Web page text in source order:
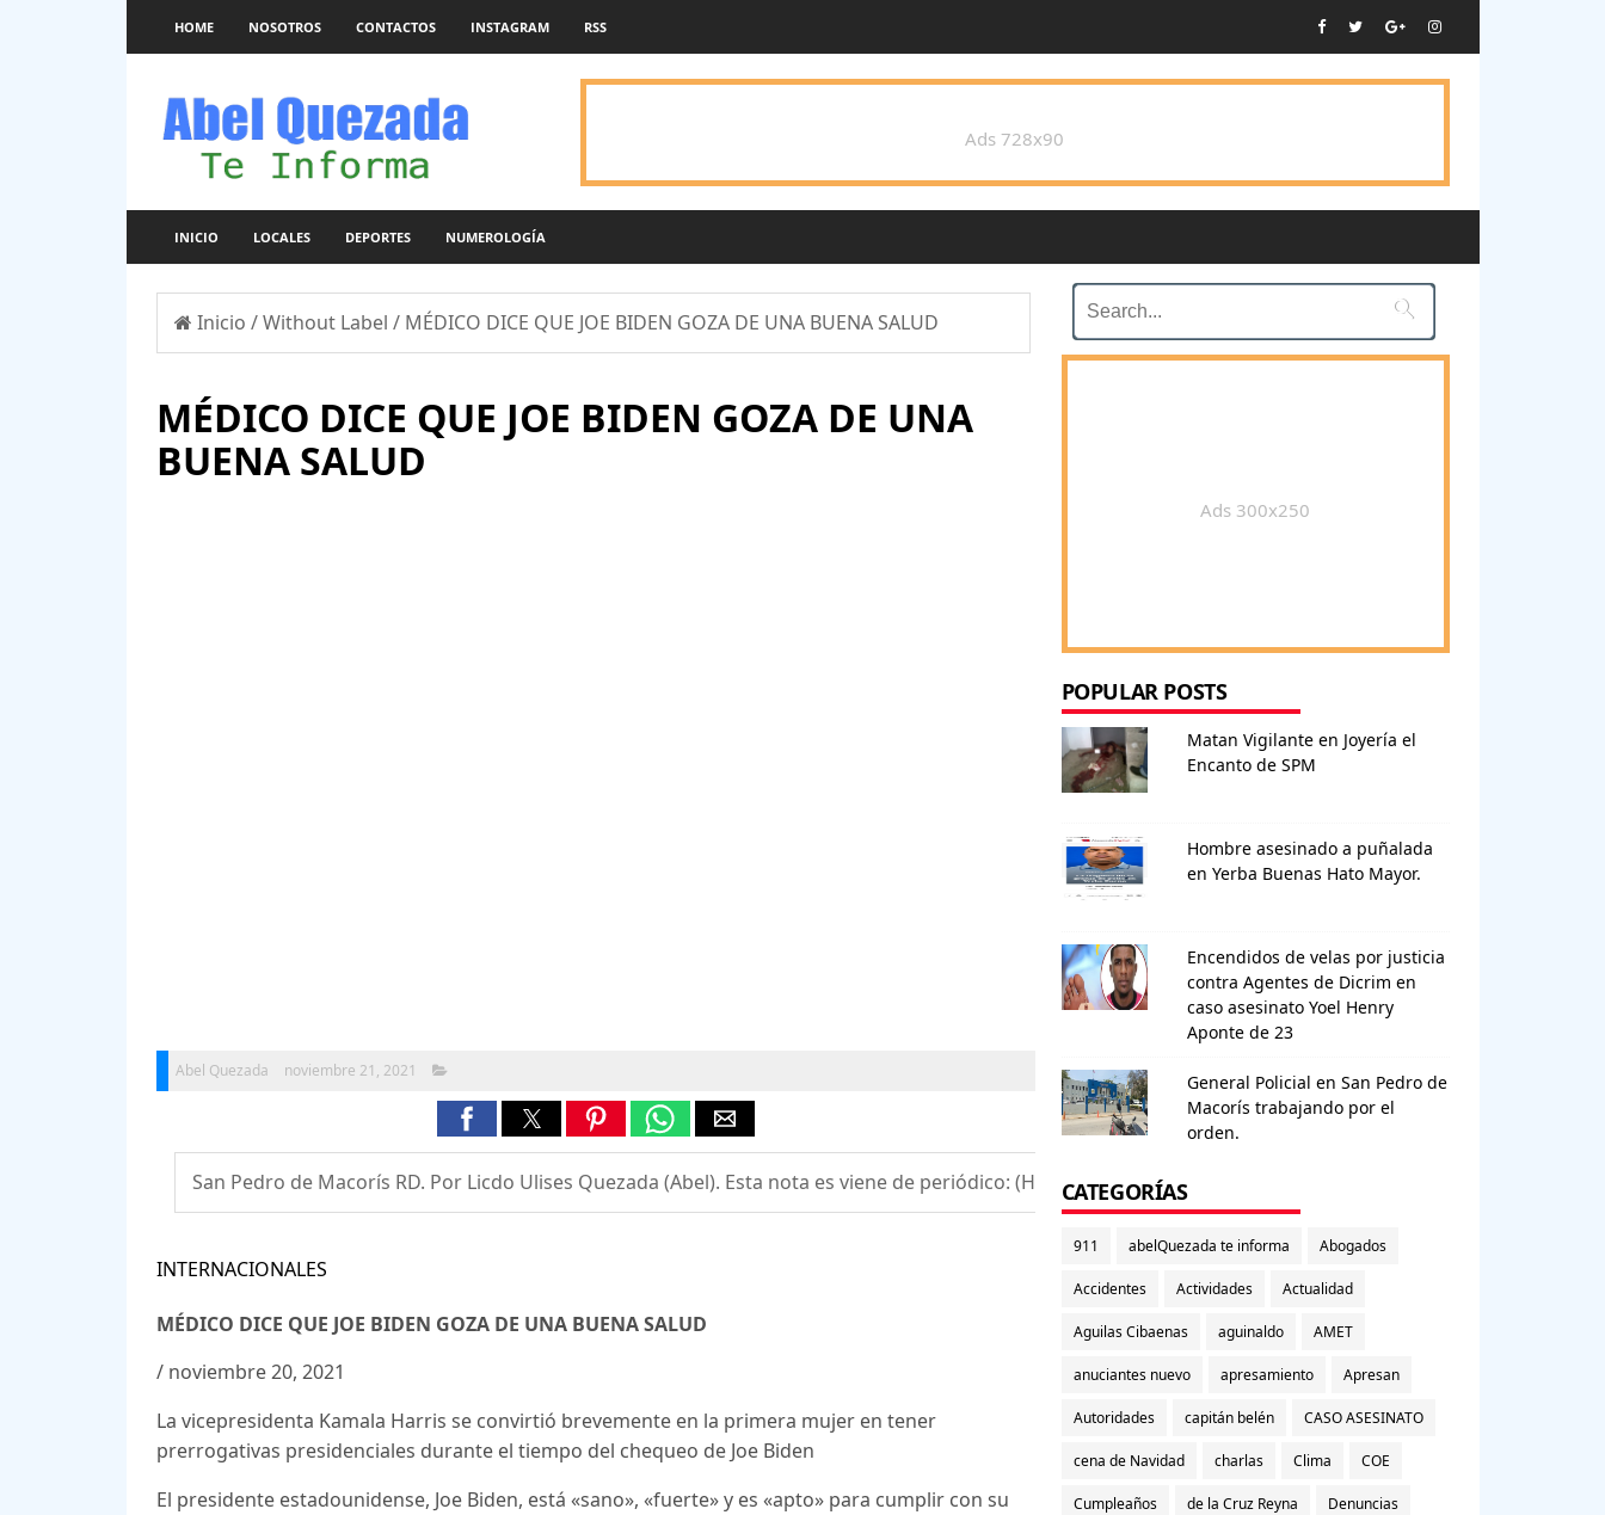
HOME NOSOTROS CONTACTOS INSTAGRAM RSS
Ads 728x90
INICIO LOCALES DEPORTES NUMEROLOGÍA
Inicio /Without Label / MÉDICO DICE QUE JOE BIDEN GOZA DE UNA BUENA SALUD
MÉDICO DICE QUE JOE BIDEN GOZA DE UNA
BUENA SALUD
Abel Quezada noviembre 21, 2021
San Pedro de Macorís RD. Por Licdo Ulises Quezada (Abel). Esta nota es viene de periódico: (Hoy Digital).
INTERNACIONALES
MÉDICO DICE QUE JOE BIDEN GOZA DE UNA BUENA SALUD
/ noviembre 20, 2021
La vicepresidenta Kamala Harris se convirtió brevemente en la primera mujer en tener
prerrogativas presidenciales durante el tiempo del chequeo de Joe Biden
El presidente estadounidense, Joe Biden, está «sano», «fuerte» y es «apto» para cumplir con su

Ads 300x250
POPULAR POSTS
Matan Vigilante en Joyería el
Encanto de SPM
Hombre asesinado a puñalada
en Yerba Buenas Hato Mayor.
Encendidos de velas por justicia
contra Agentes de Dicrim en
caso asesinato Yoel Henry
Aponte de 23
General Policial en San Pedro de
Macorís trabajando por el
orden.
CATEGORÍAS
911 abelQuezada te informa Abogados
Accidentes Actividades Actualidad
Aguilas Cibaenas aguinaldo AMET
anuciantes nuevo apresamiento Apresan
Autoridades capitán belén CASO ASESINATO
cena de Navidad charlas Clima COE
Cumpleaños de la Cruz Reyna Denuncias